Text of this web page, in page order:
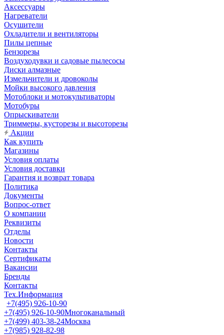
Аксессуары
Нагреватели
Осушители
Охладители и вентиляторы
Пилы цепные
Бензорезы
Воздуходувки и садовые пылесосы
Диски алмазные
Измельчители и дровоколы
Мойки высокого давления
Мотоблоки и мотокультиваторы
Мотобуры
Опрыскиватели
Триммеры, кусторезы и высоторезы
Акции
Как купить
Магазины
Условия оплаты
Условия доставки
Гарантия и возврат товара
Политика
Документы
Вопрос-ответ
О компании
Реквизиты
Отделы
Новости
Контакты
Сертификаты
Вакансии
Бренды
Контакты
Тех.Информация
+7(495) 926-10-90
+7(495) 926-10-90Многоканальный
+7(499) 403-38-24Москва
+7(985) 928-82-98